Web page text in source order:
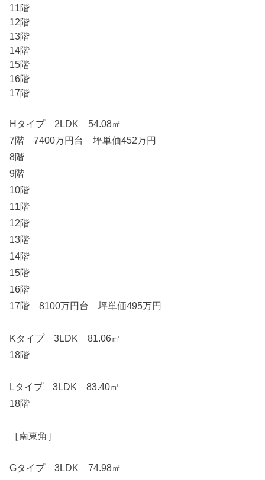
11階
12階
13階
14階
15階
16階
17階
Hタイプ 2LDK 54.08㎡
7階 7400万円台 坪単価452万円
8階
9階
10階
11階
12階
13階
14階
15階
16階
17階 8100万円台 坪単価495万円
Kタイプ 3LDK 81.06㎡
18階
Lタイプ 3LDK 83.40㎡
18階
［南東角］
Gタイプ 3LDK 74.98㎡